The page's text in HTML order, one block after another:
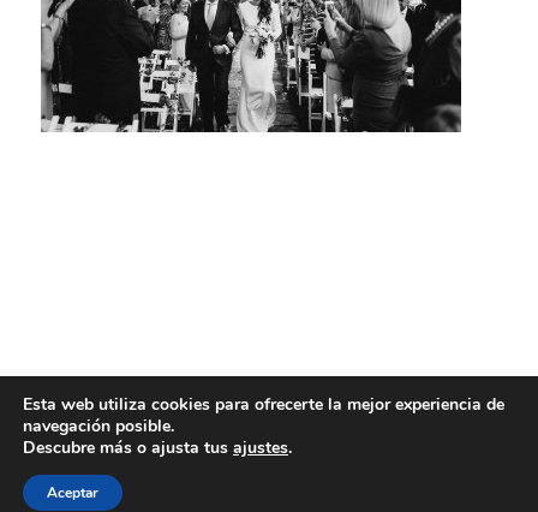
Esta web utiliza cookies para ofrecerte la mejor experiencia de
navegación posible.
Descubre más o ajusta tus ajustes.
Aceptar